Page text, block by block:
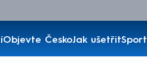
Objevte ČeskoJak ušetřitSport